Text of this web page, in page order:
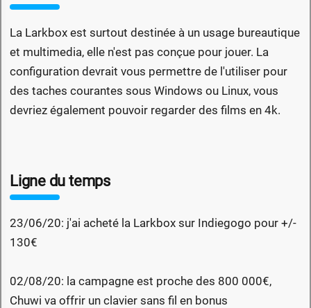
La Larkbox est surtout destinée à un usage bureautique
et multimedia, elle n'est pas conçue pour jouer. La
configuration devrait vous permettre de l'utiliser pour
des taches courantes sous Windows ou Linux, vous
devriez également pouvoir regarder des films en 4k.
Ligne du temps
23/06/20: j'ai acheté la Larkbox sur Indiegogo pour +/-
130€
02/08/20: la campagne est proche des 800 000€,
Chuwi va offrir un clavier sans fil en bonus